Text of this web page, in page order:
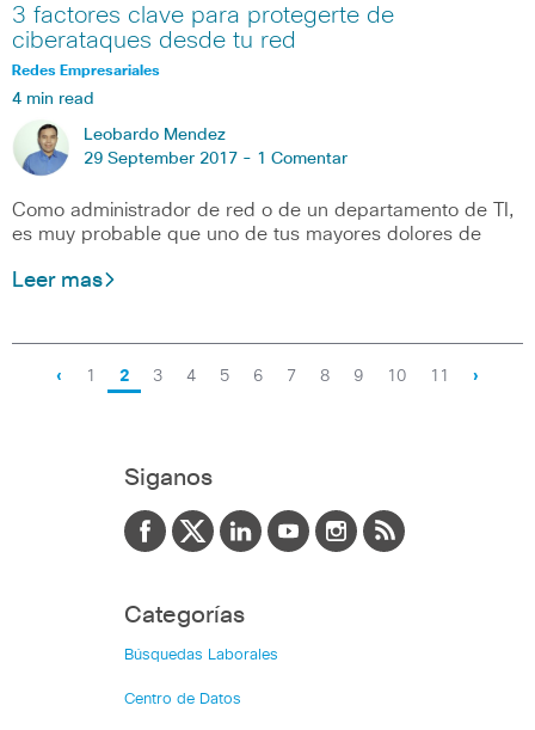
3 factores clave para protegerte de
ciberataques desde tu red
Redes Empresariales
4 min read
Leobardo Mendez
29 September 2017 - 1 Comentar
Como administrador de red o de un departamento de TI,
es muy probable que uno de tus mayores dolores de
Leer mas
‹ 1 2 3 4 5 6 7 8 9 10 11 ›
Siganos
Categorías
Búsquedas Laborales
Centro de Datos